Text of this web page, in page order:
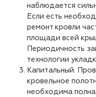
наблюдается
Если есть
ремонт кровли
площади всей
Периодичность
технологии
Капитальный.
кровельное
необходима